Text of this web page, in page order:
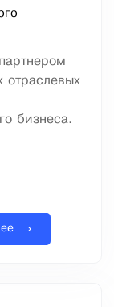
отраслевых
бизнеса.